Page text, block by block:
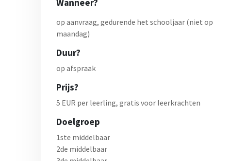
Wanneer?
op aanvraag, gedurende het schooljaar (niet op
maandag)
Duur?
op afspraak
Prijs?
5 EUR per leerling, gratis voor leerkrachten
Doelgroep
1ste middelbaar
2de middelbaar